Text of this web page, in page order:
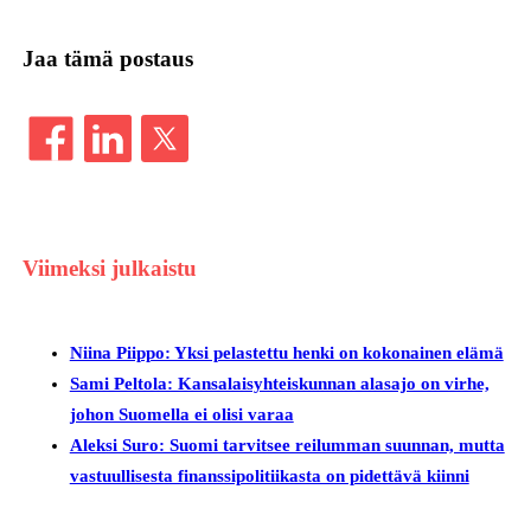
Jaa tämä postaus
Viimeksi julkaistu
Niina Piippo: Yksi pelastettu henki on kokonainen elämä
Sami Peltola: Kansalaisyhteiskunnan alasajo on virhe,
johon Suomella ei olisi varaa
Aleksi Suro: Suomi tarvitsee reilumman suunnan, mutta
vastuullisesta finanssipolitiikasta on pidettävä kiinni